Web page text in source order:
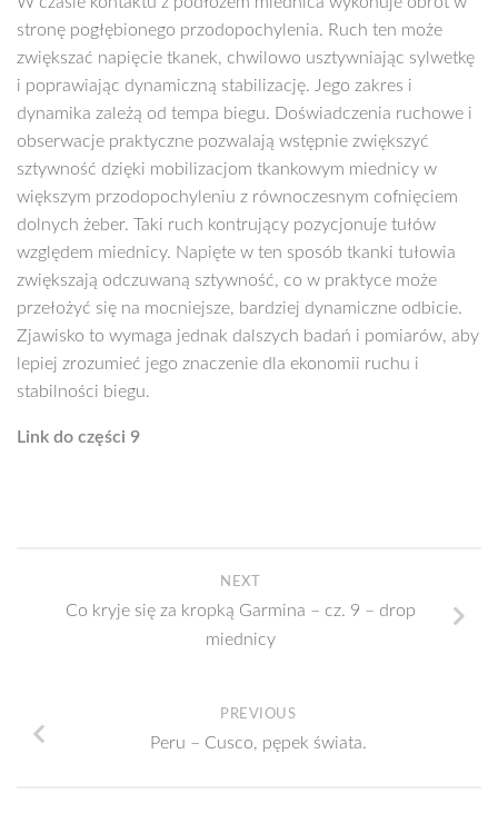
stronę pogłębionego przodopochylenia. Ruch ten może
zwiększać napięcie tkanek, chwilowo usztywniając sylwetkę
i poprawiając dynamiczną stabilizację. Jego zakres i
dynamika zależą od tempa biegu. Doświadczenia ruchowe i
obserwacje praktyczne pozwalają wstępnie zwiększyć
sztywność dzięki mobilizacjom tkankowym miednicy w
większym przodopochyleniu z równoczesnym cofnięciem
dolnych żeber. Taki ruch kontrujący pozycjonuje tułów
względem miednicy. Napięte w ten sposób tkanki tułowia
zwiększają odczuwaną sztywność, co w praktyce może
przełożyć się na mocniejsze, bardziej dynamiczne odbicie.
Zjawisko to wymaga jednak dalszych badań i pomiarów, aby
lepiej zrozumieć jego znaczenie dla ekonomii ruchu i
stabilności biegu.
Link do części 9
NEXT
Co kryje się za kropką Garmina – cz. 9 – drop
miednicy
PREVIOUS
Peru – Cusco, pępek świata.